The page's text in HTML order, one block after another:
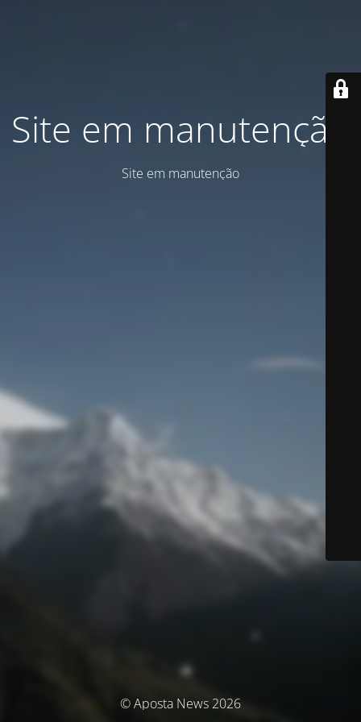
Site em manutenção
Site em manutenção
© Aposta News 2026